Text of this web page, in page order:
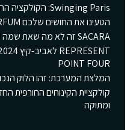
Swinging Paris: הקולקציה החדשה של ba&sh
הטעינו את החושים שלכם GUCCI GUILTY ELIXIR DE PARFUM
SACARA זה לא מה שאת שמה על הפנים – זה הפנים
POINT FOUR
המלצת המערכת: זהו הלוק
קולקציית הקינוחים החורפית
ומתוקה